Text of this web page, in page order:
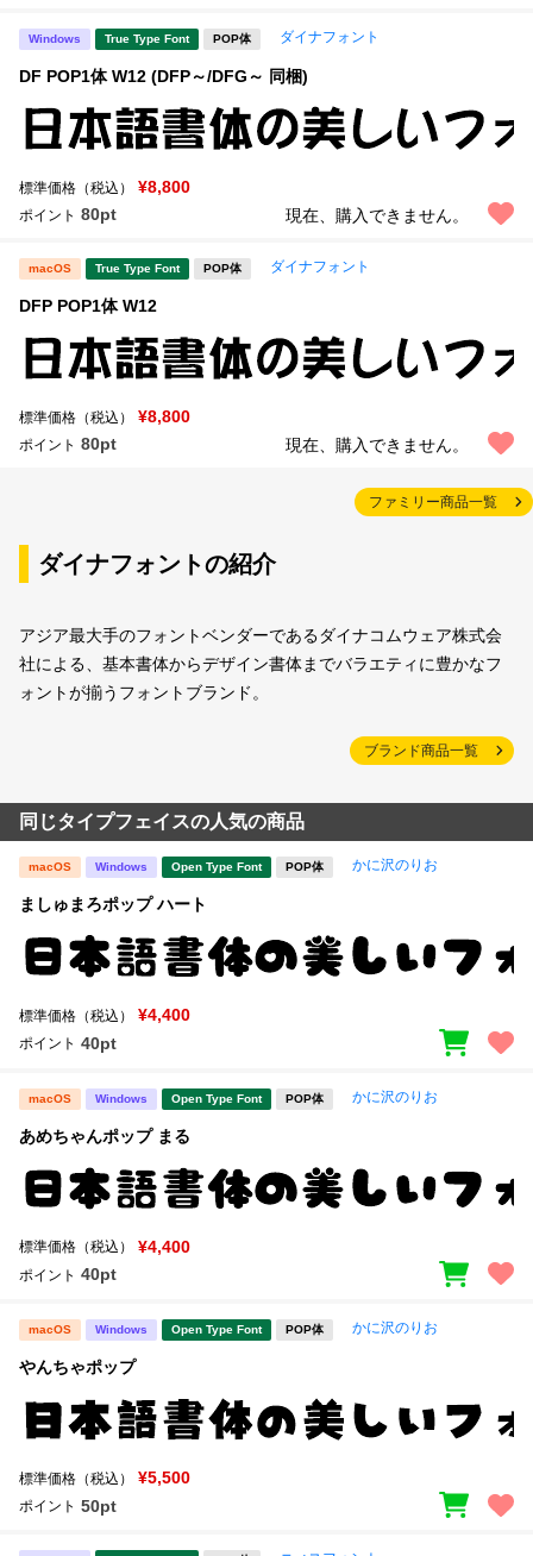
Windows True Type Font POP体 ダイナフォント
DF POP1体 W12 (DFP～/DFG～ 同梱)
標準価格（税込） ¥8,800
ポイント 80pt 現在、購入できません。
macOS True Type Font POP体 ダイナフォント
DFP POP1体 W12
標準価格（税込） ¥8,800
ポイント 80pt 現在、購入できません。
ファミリー商品一覧
ダイナフォントの紹介
アジア最大手のフォントベンダーであるダイナコムウェア株式会
社による、基本書体からデザイン書体までバラエティに豊かなフ
ォントが揃うフォントブランド。
ブランド商品一覧
同じタイプフェイスの人気の商品
macOS Windows Open Type Font POP体 かに沢のりお
ましゅまろポップ ハート
標準価格（税込） ¥4,400
ポイント 40pt
macOS Windows Open Type Font POP体 かに沢のりお
あめちゃんポップ まる
標準価格（税込） ¥4,400
ポイント 40pt
macOS Windows Open Type Font POP体 かに沢のりお
やんちゃポップ
標準価格（税込） ¥5,500
ポイント 50pt